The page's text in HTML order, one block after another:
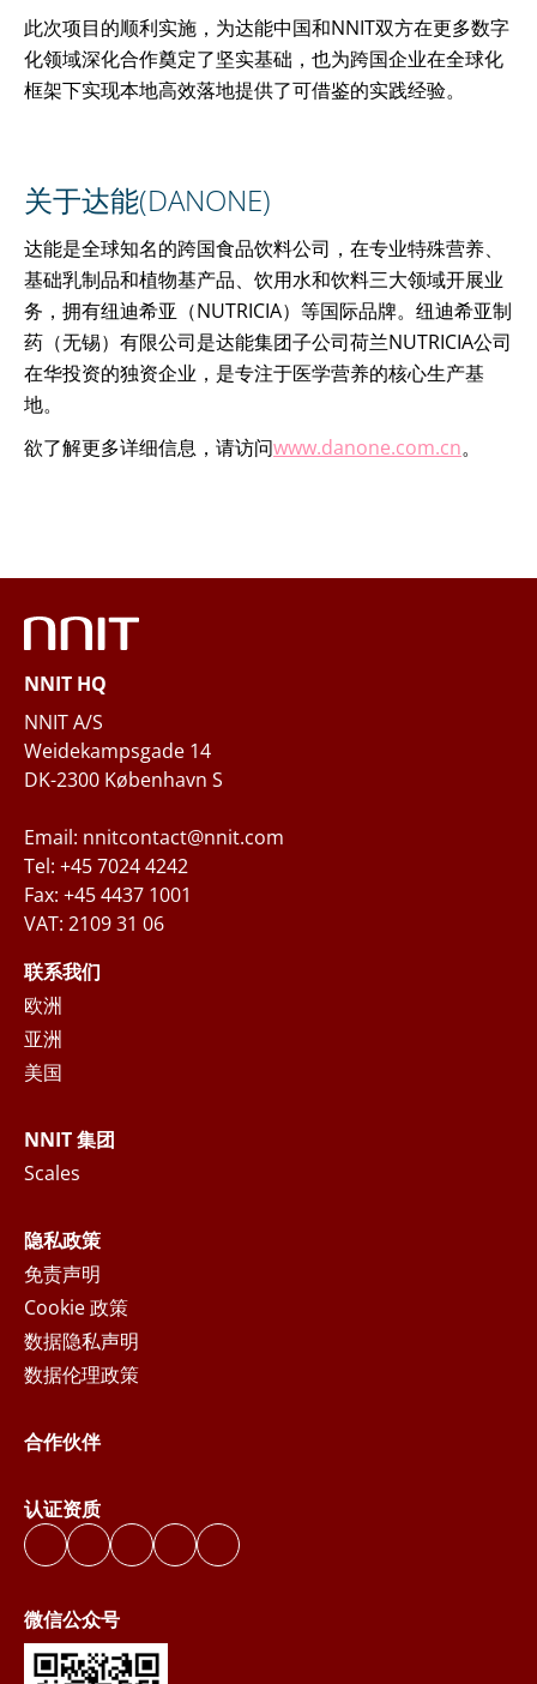
此次项目的顺利实施，为达能中国和NNIT双方在更多数字
化领域深化合作奠定了坚实基础，也为跨国企业在全球化
框架下实现本地高效落地提供了可借鉴的实践经验。
关于达能(DANONE)
达能是全球知名的跨国食品饮料公司，在专业特殊营养、
基础乳制品和植物基产品、饮用水和饮料三大领域开展业
务，拥有纽迪希亚（NUTRICIA）等国际品牌。纽迪希亚制
药（无锡）有限公司是达能集团子公司荷兰NUTRICIA公司
在华投资的独资企业，是专注于医学营养的核心生产基
地。
欲了解更多详细信息，请访问www.danone.com.cn。
NNIT HQ
NNIT A/S
Weidekampsgade 14
DK-2300 København S
Email: nnitcontact@nnit.com
Tel: +45 7024 4242
Fax: +45 4437 1001
VAT: 2109 31 06
联系我们
欧洲
亚洲
美国
NNIT 集团
Scales
隐私政策
免责声明
Cookie 政策
数据隐私声明
数据伦理政策
合作伙伴
认证资质
微信公众号